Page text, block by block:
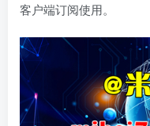
客户端订阅使用。